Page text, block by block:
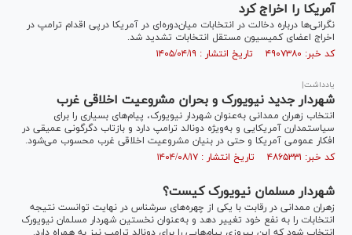
آمریکا را اخراج کرد
نگرانی‌ها درباره دخالت در انتخابات میان‌دوره‌ای در آمریکا درپی اقدام ترامپ در
اخراج اعضای کمیسیون مستقل انتخابات تشدید شد.
کد خبر: ۴۹۰۷۳۸۰ تاریخ انتشار : ۱۴۰۵/۰۴/۱۹
یادداشت|
شهردار جدید نیویورک و بحران مشروعیت اخلاقی غرب
انتخاب زهران ممدانی به‌عنوان شهردار نیویورک، پیام‌های بسیاری را برای
سیاستمدارن آمریکایی و به‌ویژه دونالد ترامپ دارد و بازتاب دگرگونی عمیقی در
افکار عمومی آمریکا و حتی در بنیان مشروعیت اخلاقی غرب محسوب می‌شود.
کد خبر: ۴۸۶۵۳۳۱ تاریخ انتشار : ۱۴۰۴/۰۸/۱۷
شهردار مسلمان نیویورک کیست؟
زهران ممدانی در رقابت با یکی از چهره‌های سرشناس در نهایت توانست نتیجه
انتخابات را به نفع خود تغییر دهد و به‌عنوان نخستین شهردار مسلمان نیویورک